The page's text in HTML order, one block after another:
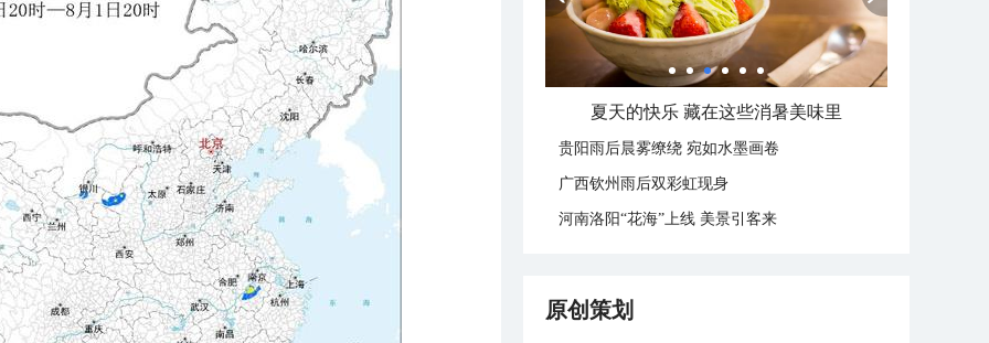
夏天的快乐 藏在这些消暑美味里
贵阳雨后晨雾缭绕 宛如水墨画卷
广西钦州雨后双彩虹现身
河南洛阳“花海”上线 美景引客来
原创策划